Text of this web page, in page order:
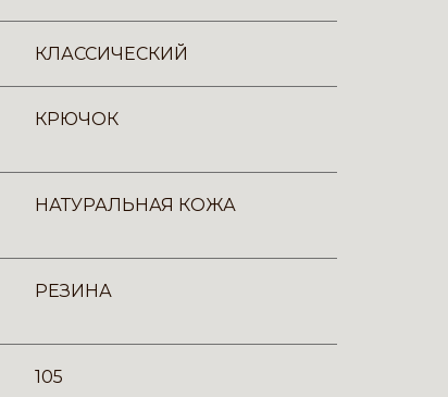
КЛАССИЧЕСКИЙ
КРЮЧОК
НАТУРАЛЬНАЯ КОЖА
РЕЗИНА
105